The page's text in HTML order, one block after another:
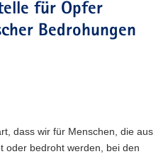
für Opfer
Bedrohungen
dass wir für Menschen, die aus
oder bedroht werden, bei den